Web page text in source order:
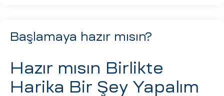
Başlamaya hazır mısın?
Hazır mısın Birlikte
Harika Bir Şey Yapalım